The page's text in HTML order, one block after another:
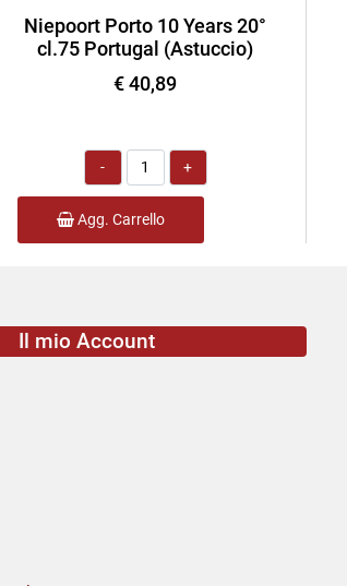
Niepoort Porto 10 Years 20°
cl.75 Portugal (Astuccio)
€ 40,89
Quantità
Agg. Carrello
Il mio Account